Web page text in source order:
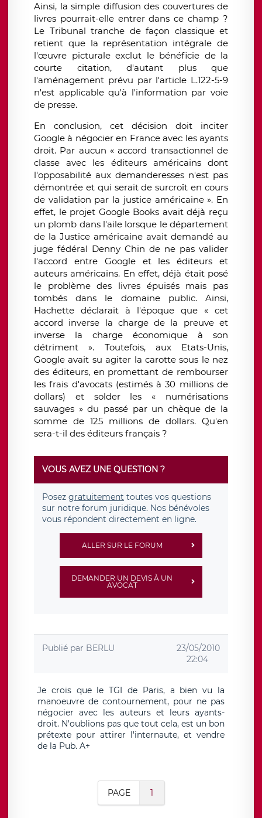
Ainsi, la simple diffusion des couvertures de
livres pourrait-elle entrer dans ce champ ?
Le Tribunal tranche de façon classique et
retient que la représentation intégrale de
l'œuvre picturale exclut le bénéficie de la
courte citation, d'autant plus que
l'aménagement prévu par l'article L.122-5-9
n'est applicable qu'à l'information par voie
de presse.
En conclusion, cet décision doit inciter
Google à négocier en France avec les ayants
droit. Par aucun « accord transactionnel de
classe avec les éditeurs américains dont
l'opposabilité aux demanderesses n'est pas
démontrée et qui serait de surcroît en cours
de validation par la justice américaine ». En
effet, le projet Google Books avait déjà reçu
un plomb dans l'aile lorsque le département
de la Justice américaine avait demandé au
juge fédéral Denny Chin de ne pas valider
l'accord entre Google et les éditeurs et
auteurs américains. En effet, déjà était posé
le problème des livres épuisés mais pas
tombés dans le domaine public. Ainsi,
Hachette déclarait à l'époque que « cet
accord inverse la charge de la preuve et
inverse la charge économique à son
détriment ». Toutefois, aux Etats-Unis,
Google avait su agiter la carotte sous le nez
des éditeurs, en promettant de rembourser
les frais d'avocats (estimés à 30 millions de
dollars) et solder les « numérisations
sauvages » du passé par un chèque de la
somme de 125 millions de dollars. Qu'en
sera-t-il des éditeurs français ?
VOUS AVEZ UNE QUESTION ?
Posez gratuitement toutes vos questions
sur notre forum juridique. Nos bénévoles
vous répondent directement en ligne.
ALLER SUR LE FORUM
DEMANDER UN DEVIS À UN
AVOCAT
Publié par BERLU
23/05/2010
22:04
Je crois que le TGI de Paris, a bien vu la
manoeuvre de contournement, pour ne pas
négocier avec les auteurs et leurs ayants-
droit. N'oublions pas que tout cela, est un bon
prétexte pour attirer l'internaute, et vendre
de la Pub. A+
PAGE 1